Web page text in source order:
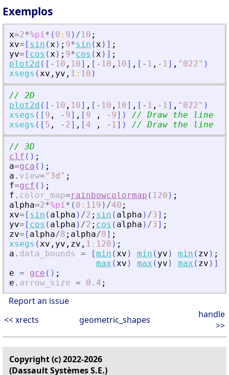
Exemplos
x=2*%pi* ( 0 : 9 ) /10 ;
xv= [ sin (x ) ; 9*sin (x ) ] ;
yv= [ cos (x ) ; 9*cos (x ) ] ;
plot2d ( [ - 10 , 10] , [ - 10 , 10] , [ - 1 , - 1] , " 022" )
xsegs (xv , yv , 1 : 10 )
// 2D
plot2d ( [ - 10 , 10] , [ - 10 , 10] , [ - 1 , - 1] , " 022" )
xsegs ( [ 9 , - 9] , [ 9 , - 9] )
// Draw the line
xsegs ( [ 5 , - 2] , [ 4 , - 1] ) // Draw the line
// 3D
clf ( ) ;
a=gca ( ) ;
a . view=" 3d " ;
f=gcf ( ) ;
f . color_map=rainbowcolormap ( 120 ) ;
alpha=2*%pi* ( 0 : 119 ) /40 ;
xv= [ sin ( alpha ) /2 ; sin ( alpha ) /3] ;
yv= [ cos ( alpha ) /2 ; cos ( alpha ) /3] ;
zv= [ alpha/8 ; alpha/8] ;
xsegs (xv , yv , zv , 1 : 120 ) ;
a . data_bounds = [min (xv ) min ( yv ) min ( zv ) ;
max (xv ) max ( yv ) max ( zv ) ]
e = gce ( ) ;
e . arrow_size = 0.4 ;
Report an issue
<< xrects
geometric_shapes
handle
>>
Copyright (c) 2022-2026
(Dassault Systèmes S.E.)